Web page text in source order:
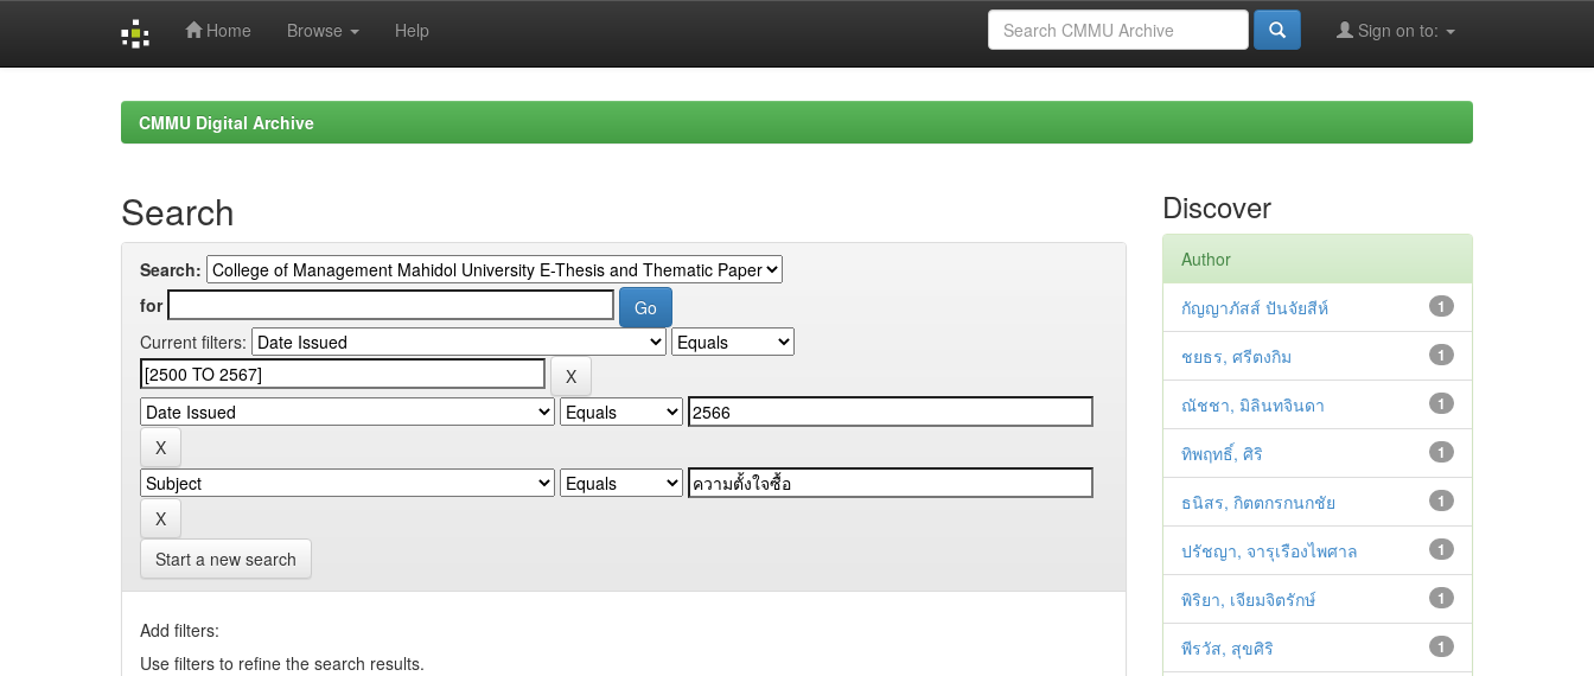
Home Browse Help Sign on to:
CMMU Digital Archive
Search
Search:
for
Current filters:
Start a new search
Add filters:
Use filters to refine the search results.
Discover
Author
1
กัญญาภัสส์ ปันจัยสีห์
1
ชยธร, ศรีตงกิม
1
ณัชชา, มิลินทจินดา
1
ทิพฤทธิ์, ศิริ
1
ธนิสร, กิตตกรกนกชัย
1
ปรัชญา, จารุเรืองไพศาล
1
พิริยา, เจียมจิตรักษ์
1
พีรวัส, สุขศิริ